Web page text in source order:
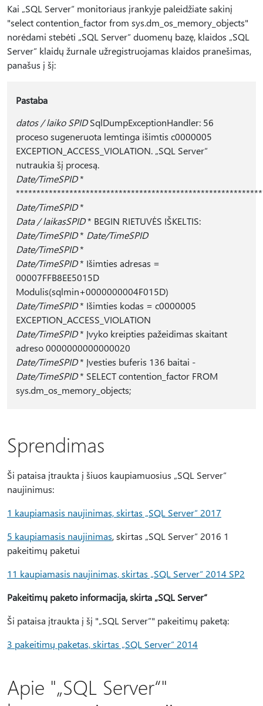
Kai „SQL Server“ monitoriaus įrankyje paleidžiate sakinį
"select contention_factor from sys.dm_os_memory_objects"
norėdami stebėti „SQL Server“ duomenų bazę, klaidos „SQL
Server“ klaidų žurnale užregistruojamas klaidos pranešimas,
panašus į šį:
Pastaba
datos / laiko SPIDSqlDumpExceptionHandler: 56
proceso sugeneruota lemtinga išimtis c0000005
EXCEPTION_ACCESS_VIOLATION. „SQL Server“
nutraukia šį procesą.
Date/TimeSPID*
Date/TimeSPID*
Data / laikasSPID* BEGIN RIETUVĖS IŠKELTIS:
Date/TimeSPID* Date/TimeSPID
Date/TimeSPID*
Date/TimeSPID* Išimties adresas =
00007FFB8EE5015D
Modulis(sqlmin+0000000004F015D)
Date/TimeSPID* Išimties kodas = c0000005
EXCEPTION_ACCESS_VIOLATION
Date/TimeSPID* Įvyko kreipties pažeidimas skaitant
adreso 0000000000000020
Date/TimeSPID* Įvesties buferis 136 baitai -
Date/TimeSPID* SELECT contention_factor FROM
sys.dm_os_memory_objects;
Sprendimas
Ši pataisa įtraukta į šiuos kaupiamuosius „SQL Server“
naujinimus:
1 kaupiamasis naujinimas, skirtas „SQL Server“ 2017
5 kaupiamasis naujinimas, skirtas „SQL Server“ 2016 1
pakeitimų paketui
11 kaupiamasis naujinimas, skirtas „SQL Server“ 2014 SP2
Pakeitimų paketo informacija, skirta „SQL Server“
Ši pataisa įtraukta į šį "„SQL Server“" pakeitimų paketą:
3 pakeitimų paketas, skirtas „SQL Server“ 2014
Apie "„SQL Server“"